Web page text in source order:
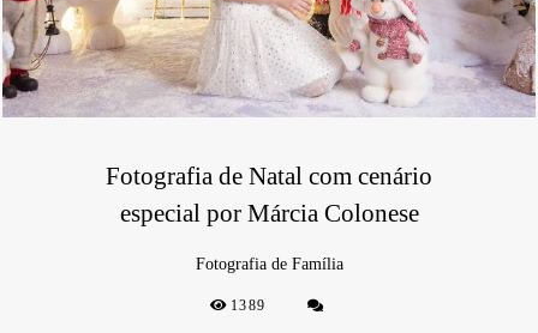
Fotografia de Natal com cenário
especial por Márcia Colonese
Fotografia de Família
1389